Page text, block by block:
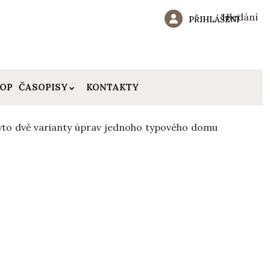
Hledání
PŘIHLÁŠENÍ
ČASOPISY KONTAKTY
dvě varianty úprav jednoho typového domu